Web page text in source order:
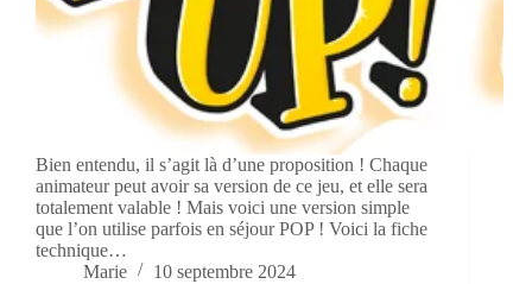
Bien entendu, il s’agit là d’une proposition ! Chaque
animateur peut avoir sa version de ce jeu, et elle sera
totalement valable ! Mais voici une version simple
que l’on utilise parfois en séjour POP ! Voici la fiche
technique…
Marie
10 septembre 2024